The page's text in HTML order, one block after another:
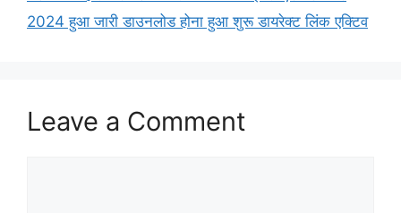
2024 हुआ जारी डाउनलोड होना हुआ शुरू डायरेक्ट लिंक एक्टिव
Leave a Comment